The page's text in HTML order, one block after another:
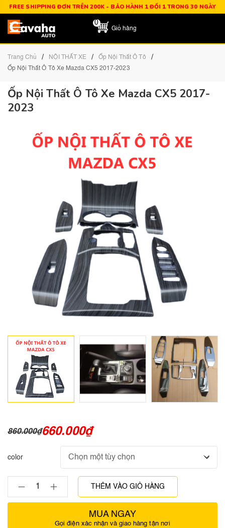
FREE SHIPPING ĐƠN TRÊN 200K - BẢO HÀNH 1 ĐỔI 1 TRONG 30 NGÀY
0
Giỏ hàng
Trang Chủ / NỘI THẤT XE / Ốp Nội Thất Ô Tô /
Ốp Nội Thất Ô Tô Xe Mazda CX5 2017-2023
Ốp Nội Thất Ô Tô Xe Mazda CX5 2017-
2023
860.000₫660.000₫
color
THÊM VÀO GIỎ HÀNG
MUA NGAY
Gọi điện xác nhận và giao hàng tận nơi